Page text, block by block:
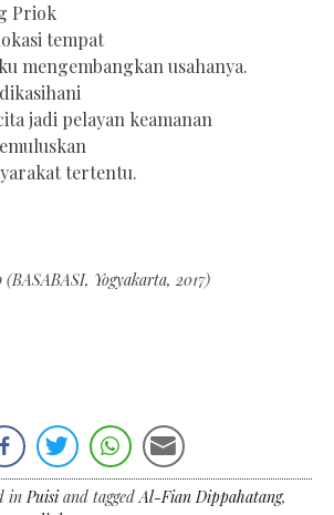
Priok
tempat
mengembangkan usahanya.
jadi pelayan keamanan
tertentu.
Yogyakarta, 2017)
inPuisiand taggedAl-Fian Dippahatang,